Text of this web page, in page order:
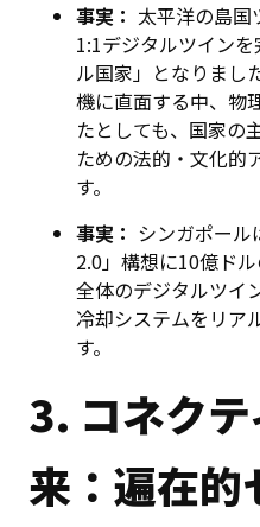
事実： 太平洋の島
1:1デジタルツイン
ル国家」となりまし
機に直面する中、物
たとしても、国家の
ための法的・文化的
す。
事実： シンガポー
2.0」構想に10億ド
全体のデジタルツイ
冷却システムをリア
す。
3. コネク
来：遍在的